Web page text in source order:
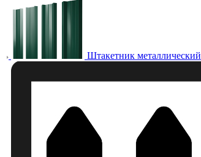
Штакетник металлический